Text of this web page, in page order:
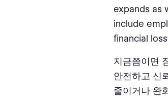
expands as
include
financial
지금쯤이면
안전하고 신
줄이거나 완